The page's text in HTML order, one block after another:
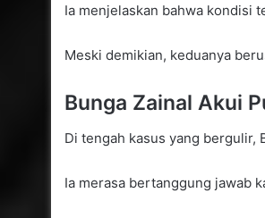
Ia menjelaskan bahwa kondisi
Meski demikian, keduanya
Bunga Zainal Akui
Di tengah kasus yang bergulir,
Ia merasa bertanggung jawab